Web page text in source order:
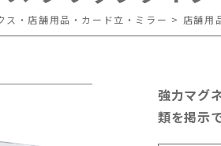
ス・店舗用品・カード立・ミラー > 店舗用
強力マグ
類を掲示